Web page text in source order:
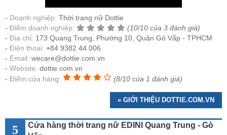
Doanh nghiệp: Thời trang nữ Dottie
Điểm doanh nghiệp:
(10/10 của 3 đánh giá)
Địa chỉ: 173 Quang Trung, Phường 10, Quận Gò Vấp - TPHCM
Điện thoại: +84 9382 44 006
Email: wecare@dottie.com.vn
Website: dottie.com.vn
Điểm cửa hàng:
(8/10 của 1 đánh giá)
» GIỚI THIỆU DOTTIE.COM.VN
5
Cửa hàng thời trang nữ EDINI Quang Trung - Gò